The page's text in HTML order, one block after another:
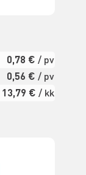
0,78 € / pv
0,56 € / pv
13,79 € / kk